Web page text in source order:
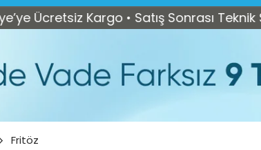
Kargo • Satış Sonrası Teknik Servis
Fritöz